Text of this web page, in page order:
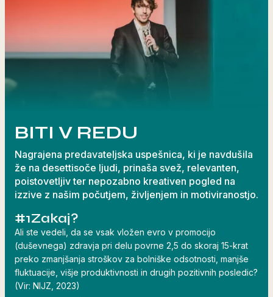
BITI V REDU
Nagrajena predavateljska uspešnica, ki je navdušila
že na desettisoče ljudi, prinaša svež, relevanten,
poistovetljiv ter nepozabno kreativen pogled na
izzive z našim počutjem, življenjem in motiviranostjo.
#1Zakaj?
Ali ste vedeli, da se vsak vložen evro v promocijo
(duševnega) zdravja pri delu povrne 2,5 do skoraj 15-krat
preko zmanjšanja stroškov za bolniške odsotnosti, manjše
fluktuacije, višje produktivnosti in drugih pozitivnih posledic?
(Vir: NIJZ, 2023)